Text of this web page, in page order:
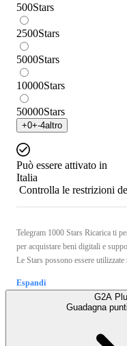
500Stars
2500Stars
5000Stars
10000Stars
50000Stars
+0+-4altro
Può essere attivato in
Italia
Controlla le restrizioni
Telegram 1000 Stars Ricarica ti
per acquistare beni digitali e
Le Stars possono essere
Espandi
G2A
Guadagna